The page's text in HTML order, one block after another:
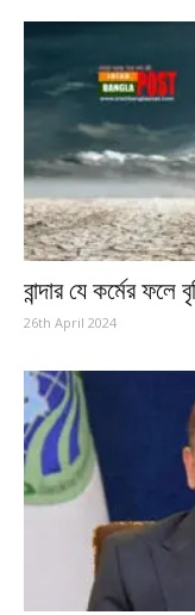
বান্দার যে কর্মের
26th April 2024